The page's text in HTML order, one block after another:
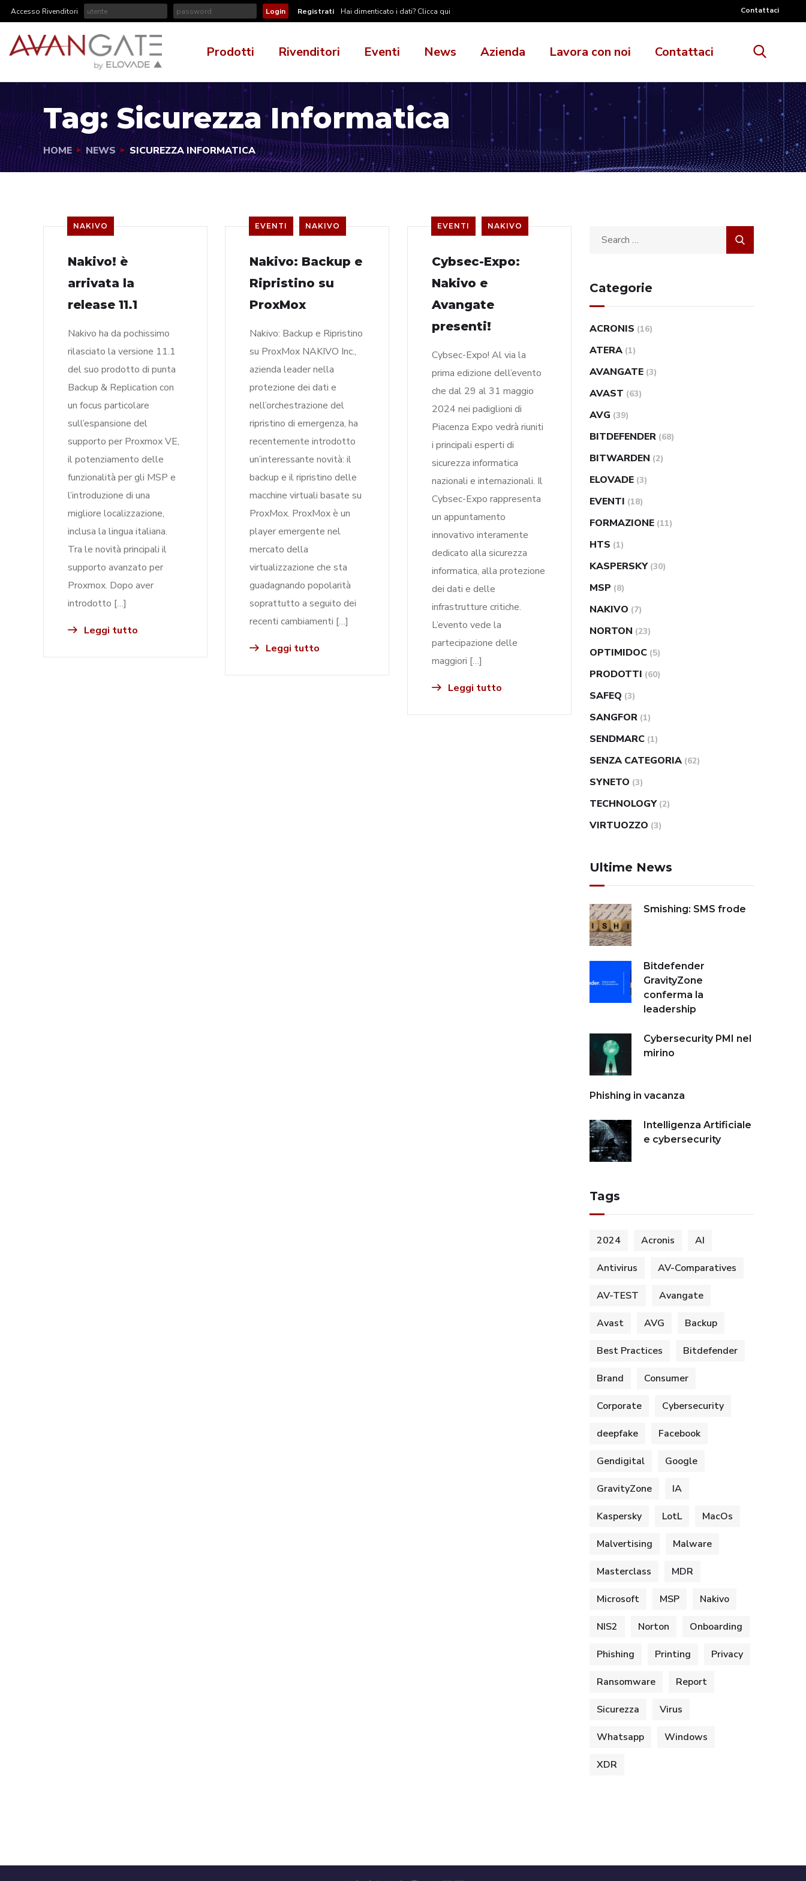
Accesso Rivenditori Registrati Hai dimenticato i dati? Clicca qui Contattaci
Prodotti Rivenditori Eventi News Azienda Lavora con noi Contattaci
Tag:Sicurezza Informatica
HOME NEWS SICUREZZA INFORMATICA
NAKIVO
Nakivo! è
arrivata la
release 11.1
Nakivo ha da pochissimo
rilasciato la versione 11.1
del suo prodotto di punta
Backup & Replication con
un focus particolare
sull’espansione del
supporto per Proxmox VE,
il potenziamento delle
funzionalità per gli MSP e
l’introduzione di una
migliore localizzazione,
inclusa la lingua italiana.
Tra le novità principali il
supporto avanzato per
Proxmox. Dopo aver
introdotto […]
Leggi tutto
EVENTI NAKIVO
Nakivo: Backup e
Ripristino su
ProxMox
Nakivo: Backup e Ripristino
su ProxMox NAKIVO Inc.,
azienda leader nella
protezione dei dati e
nell’orchestrazione del
ripristino di emergenza, ha
recentemente introdotto
un’interessante novità: il
backup e il ripristino delle
macchine virtuali basate su
ProxMox. ProxMox è un
player emergente nel
mercato della
virtualizzazione che sta
guadagnando popolarità
soprattutto a seguito dei
recenti cambiamenti […]
Leggi tutto
EVENTI NAKIVO
Cybsec-Expo:
Nakivo e
Avangate
presenti!
Cybsec-Expo! Al via la
prima edizione dell’evento
che dal 29 al 31 maggio
2024 nei padiglioni di
Piacenza Expo vedrà riuniti
i principali esperti di
sicurezza informatica
nazionali e internazionali. Il
Cybsec-Expo rappresenta
un appuntamento
innovativo interamente
dedicato alla sicurezza
informatica, alla protezione
dei dati e delle
infrastrutture critiche.
L’evento vede la
partecipazione delle
maggiori […]
Leggi tutto
Categorie
ACRONIS (16)
ATERA (1)
AVANGATE (3)
AVAST (63)
AVG (39)
BITDEFENDER (68)
BITWARDEN (2)
ELOVADE (3)
EVENTI (18)
FORMAZIONE (11)
HTS (1)
KASPERSKY (30)
MSP (8)
NAKIVO (7)
NORTON (23)
OPTIMIDOC (5)
PRODOTTI (60)
SAFEQ (3)
SANGFOR (1)
SENDMARC (1)
SENZA CATEGORIA (62)
SYNETO (3)
TECHNOLOGY (2)
VIRTUOZZO (3)
Ultime News
Smishing: SMS frode
Bitdefender
GravityZone
conferma la
leadership
Cybersecurity PMI nel
mirino
Phishing in vacanza
Intelligenza Artificiale
e cybersecurity
Tags
2024 Acronis AI
Antivirus AV-Comparatives
AV-TEST Avangate
Avast AVG Backup
Best Practices Bitdefender
Brand Consumer
Corporate Cybersecurity
deepfake Facebook
Gendigital Google
GravityZone IA
Kaspersky LotL MacOs
Malvertising Malware
Masterclass MDR
Microsoft MSP Nakivo
NIS2 Norton Onboarding
Phishing Printing Privacy
Ransomware Report
Sicurezza Virus
Whatsapp Windows
XDR